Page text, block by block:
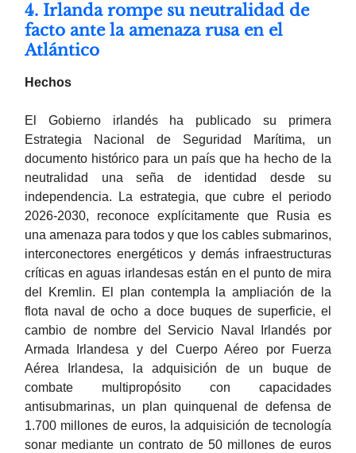
4. Irlanda rompe su neutralidad de
facto ante la amenaza rusa en el
Atlántico
Hechos
El Gobierno irlandés ha publicado su primera
Estrategia Nacional de Seguridad Marítima, un
documento histórico para un país que ha hecho de la
neutralidad una seña de identidad desde su
independencia. La estrategia, que cubre el periodo
2026-2030, reconoce explícitamente que Rusia es
una amenaza para todos y que los cables submarinos,
interconectores energéticos y demás infraestructuras
críticas en aguas irlandesas están en el punto de mira
del Kremlin. El plan contempla la ampliación de la
flota naval de ocho a doce buques de superficie, el
cambio de nombre del Servicio Naval Irlandés por
Armada Irlandesa y del Cuerpo Aéreo por Fuerza
Aérea Irlandesa, la adquisición de un buque de
combate multipropósito con capacidades
antisubmarinas, un plan quinquenal de defensa de
1.700 millones de euros, la adquisición de tecnología
sonar mediante un contrato de 50 millones de euros